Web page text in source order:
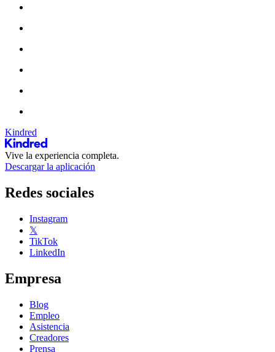
Kindred
Vive la experiencia completa.
Descargar la aplicación
Redes sociales
Instagram
𝕏
TikTok
LinkedIn
Empresa
Blog
Empleo
Asistencia
Creadores
Prensa